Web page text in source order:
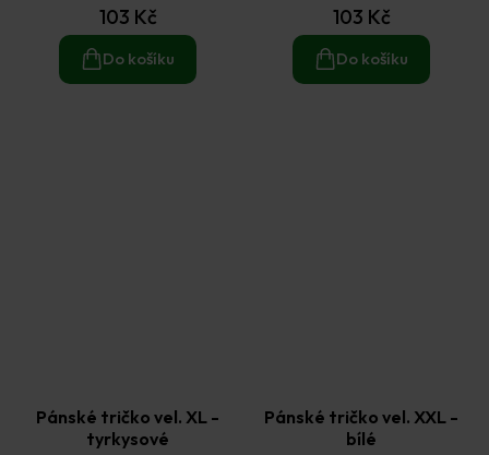
103 Kč
Do košíku
103 Kč
Do košíku
Pánské tričko vel. XL -
tyrkysové
Pánské tričko vel. XXL -
bílé